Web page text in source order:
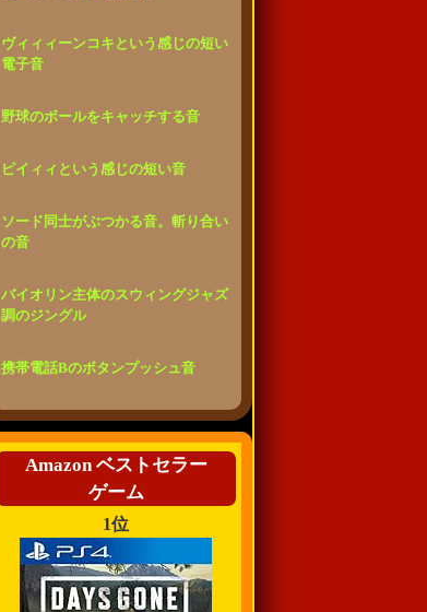
ヴィィィーンコキという感じの短い
電子音
野球のボールをキャッチする音
ピイィィという感じの短い音
ソード同士がぶつかる音。斬り合い
の音
バイオリン主体のスウィングジャズ
調のジングル
携帯電話Bのボタンプッシュ音
Amazon ベストセラー
ゲーム
1位